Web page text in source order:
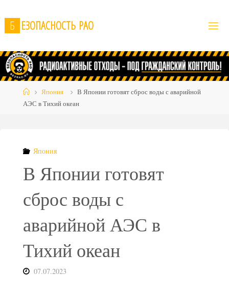
to
content
Б ЕЗОПАСНОСТЬ РАО
HomeЯпония
В Японии готовят сброс воды с аварийной
АЭС в Тихий океан
Япония
В Японии готовят
сброс воды с
аварийной АЭС в
Тихий океан
07.07.2023